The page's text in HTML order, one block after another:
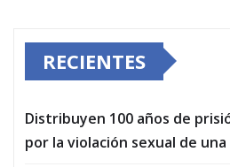
RECIENTES
Distribuyen 100 años de
por la violación sexual de